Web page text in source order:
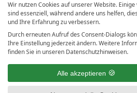
Wir nutzen Cookies auf unserer Website. Einige
sind essenziell, während andere uns helfen,
und Ihre Erfahrung zu verbessern.
Durch erneuten Aufruf des Consent-Dialogs
Ihre Einstellung jederzeit ändern. Weitere
finden Sie in unseren Datenschutzhinweisen.
Alle akzeptieren